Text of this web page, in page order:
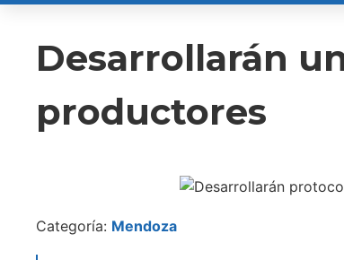
Desarrollarán
productores
Categoría: Mendoza